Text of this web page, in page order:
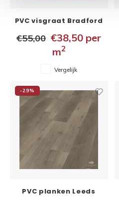
PVC visgraat Bradford
€55,00 €38,50 per
m2
Vergelijk
-29%
PVC planken Leeds